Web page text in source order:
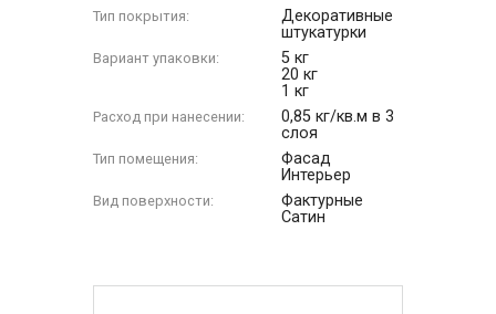
Тип покрытия:
Декоративные
штукатурки
Вариант упаковки:
5 кг
20 кг
1 кг
Расход при нанесении:
0,85 кг/кв.м в 3
слоя
Тип помещения:
Фасад
Интерьер
Вид поверхности:
Фактурные
Сатин